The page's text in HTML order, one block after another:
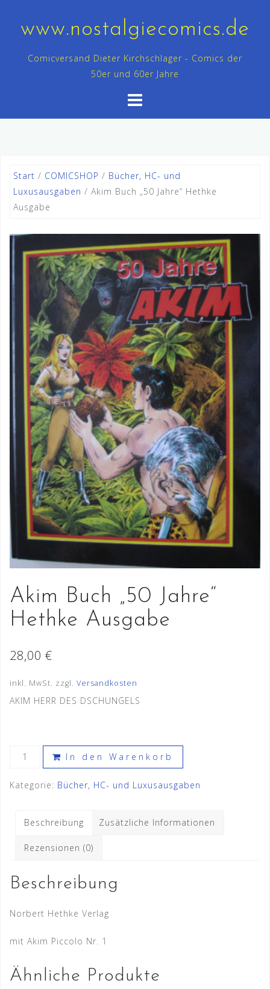
contentwww.nostalgiecomics.de
Comicversand Dieter Kirchschlager - Comics der
50er und 60er Jahre
Start / COMICSHOP / Bücher, HC- und
Luxusausgaben / Akim Buch „50 Jahre“ Hethke
Ausgabe
Akim Buch „50 Jahre“
Hethke Ausgabe
28,00 €
inkl. MwSt. zzgl. Versandkosten
AKIM HERR DES DSCHUNGELS
Akim
"50
Menge
In den Warenkorb
Kategorie: Bücher, HC- und Luxusausgaben
Beschreibung Zusätzliche Informationen
Rezensionen (0)
Beschreibung
Norbert Hethke Verlag
mit Akim Piccolo Nr. 1
Ähnliche Produkte